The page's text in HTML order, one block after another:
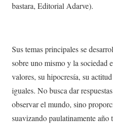
bastara, Editorial Adarve).
Sus temas principales se
sobre uno mismo y la sociedad
valores, su hipocresía, su
iguales. No busca dar
observar el mundo, sino
suavizando paulatinamente año